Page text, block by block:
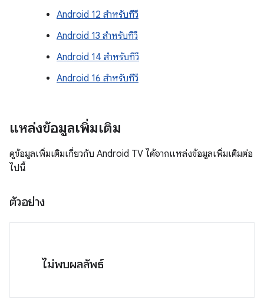
Android 12 สำหรับทีวี
Android 13 สำหรับทีวี
Android 14 สำหรับทีวี
Android 16 สำหรับทีวี
แหล่งข้อมูลเพิ่มเติม
ดูข้อมูลเพิ่มเติมเกี่ยวกับ Android TV ได้จากแหล่งข้อมูลเพิ่มเติมต่อ
ไปนี้
ตัวอย่าง
ไม่พบผลลัพธ์